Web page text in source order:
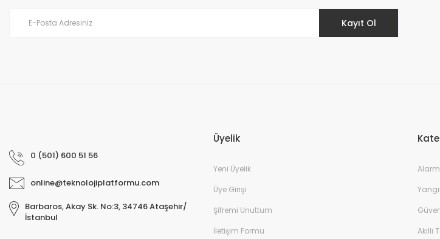
Kayıt Ol
0 (501) 600 51 56
online@teknolojiplatformu.com
Barbaros, Akay Sk. No:3, 34746 Ataşehir/
İstanbul
Üyelik
Yeni Üyelik
Üye Girişi
Şifremi Unuttum
İletişim Formu